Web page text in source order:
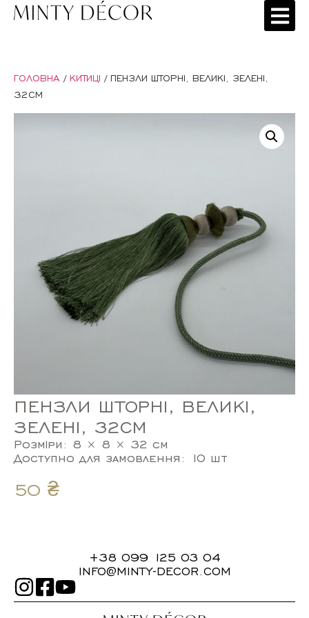
ГОЛОВНА / КИТИЦІ / ПЕНЗЛИ ШТОРНІ, ВЕЛИКІ, ЗЕЛЕНІ,
32СМ
ПЕНЗЛИ ШТОРНІ, ВЕЛИКІ,
ЗЕЛЕНІ, 32СМ
Розміри: 8 × 8 × 32 см
Доступно для замовлення: 10 шт
50 ₴
+38 099 125 03 04
INFO@MINTY-DECOR.COM